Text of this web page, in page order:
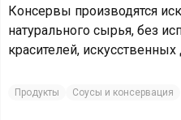
Консервы производятся
натурального сырья, без
красителей,
Продукты Соусы и консервация